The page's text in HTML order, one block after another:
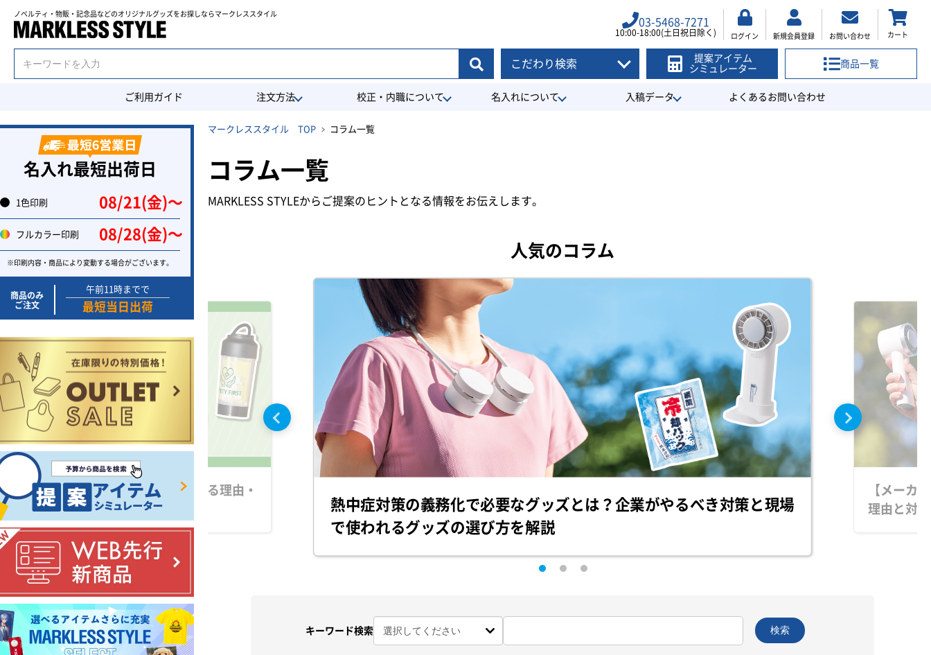
ノベルティ・物販・記念品などのオリジナルグッズを お探しならマークレススタイル
03-5468-7271
10:00-18:00(土日祝日除く) ログイン 新規会員登録 お問い合わせ カート
こだわり検索
提案アイテム
シミュレーター
商品一覧
ご利用ガイド 注文方法 校正・内職について 名入れについて 入稿データ よくあるお問い合わせ
マークレススタイル TOP コラム一覧
コラム一覧
MARKLESS STYLEからご提案のヒントとなる情報をお伝えします。
人気のコラム
必要？防災グッズの必要性と導入する理由・
熱中症対策の義務化で必要なグッズとは？企業がやるべき対策と現場
で使われるグッズの選び方を解説
【メーカ
理由と対
キーワード検索 検索
名入れ最短出荷日
1色印刷 08/21(金)〜
フルカラー印刷 08/28(金)〜
※印刷内容・商品により変動する場合がございます。
商品のみ
ご注文
午前11時までで
最短当日出荷